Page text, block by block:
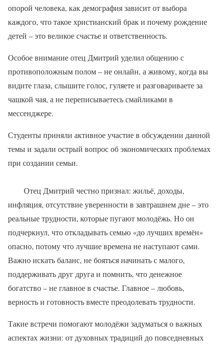
опорой человека, как демография зависит от выбора
каждого, что такое христианский брак и почему рождение
детей – это великое счастье и ответственность.
Особое внимание отец Дмитрий уделил общению с
противоположным полом – не онлайн, а живому, когда вы
видите глаза, слышите голос, гуляете и разговариваете за
чашкой чая, а не переписываетесь смайликами в
мессенджере.
Студенты приняли активное участие в обсуждении данной
темы и задали острый вопрос об экономических проблемах
при создании семьи.
Отец Дмитрий честно признал: жильё, доходы,
инфляция, отсутствие уверенности в завтрашнем дне – это
реальные трудности, которые пугают молодёжь. Но он
подчеркнул, что откладывать семью «до лучших времён»
опасно, потому что лучшие времена не наступают сами.
Важно искать баланс, не бояться начинать с малого,
поддерживать друг друга и помнить, что денежное
богатство – не главное в счастье. Главное – любовь,
верность и готовность вместе преодолевать трудности.
Такие встречи помогают молодёжи задуматься о важных
аспектах жизни: от духовных традиций до повседневных